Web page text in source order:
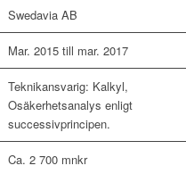
Swedavia AB
Mar. 2015 till mar. 2017
Teknikansvarig: Kalkyl,
Osäkerhetsanalys enligt
successivprincipen.
Ca. 2 700 mnkr